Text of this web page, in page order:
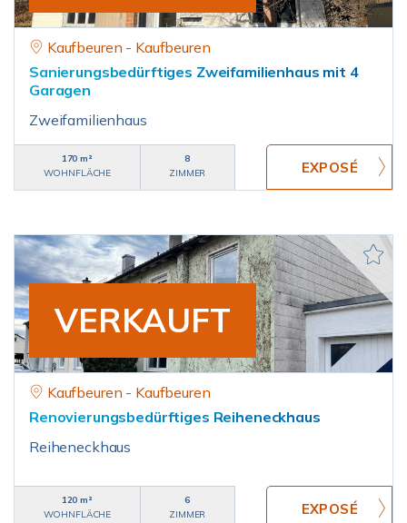
Kaufbeuren - Kaufbeuren
Sanierungsbedürftiges Zweifamilienhaus mit 4
Garagen
Zweifamilienhaus
170 m²
WOHNFLÄCHE
8
ZIMMER
VERKAUFT
Kaufbeuren - Kaufbeuren
Renovierungsbedürftiges Reiheneckhaus
Reiheneckhaus
120 m²
WOHNFLÄCHE
6
ZIMMER